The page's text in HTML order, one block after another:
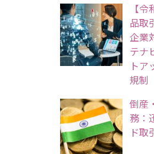
【
品取
企業
テナ
トア
規制
倒産
務：
ド取